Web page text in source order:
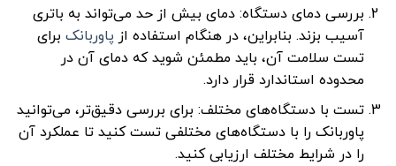
بررسی دمای دستگاه: دمای بیش از حد می‌تواند به باتری
آسیب بزند. بنابراین، در هنگام استفاده از پاوربانکبرای
تست سلامت آن، باید مطمئن شوید که دمای آن در
محدوده استاندارد قرار دارد.
تست با دستگاه‌های مختلف: برای بررسی دقیق‌تر، می‌توانید
پاوربانک را با دستگاه‌های مختلفی تست کنید تا عملکرد آن
را در شرایط مختلف ارزیابی کنید.